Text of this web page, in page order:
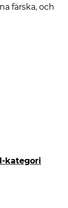
färska, och
kategori